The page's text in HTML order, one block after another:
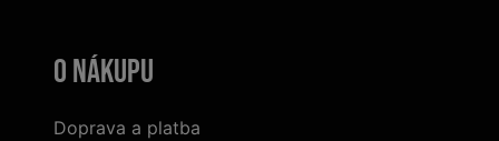
O nákupu
Doprava a platba